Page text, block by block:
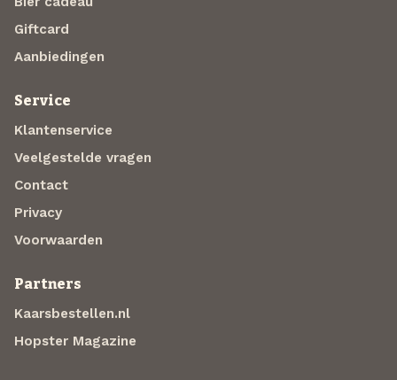
Giftcard
Aanbiedingen
Service
Klantenservice
Veelgestelde vragen
Contact
Privacy
Voorwaarden
Partners
Kaarsbestellen.nl
Hopster Magazine